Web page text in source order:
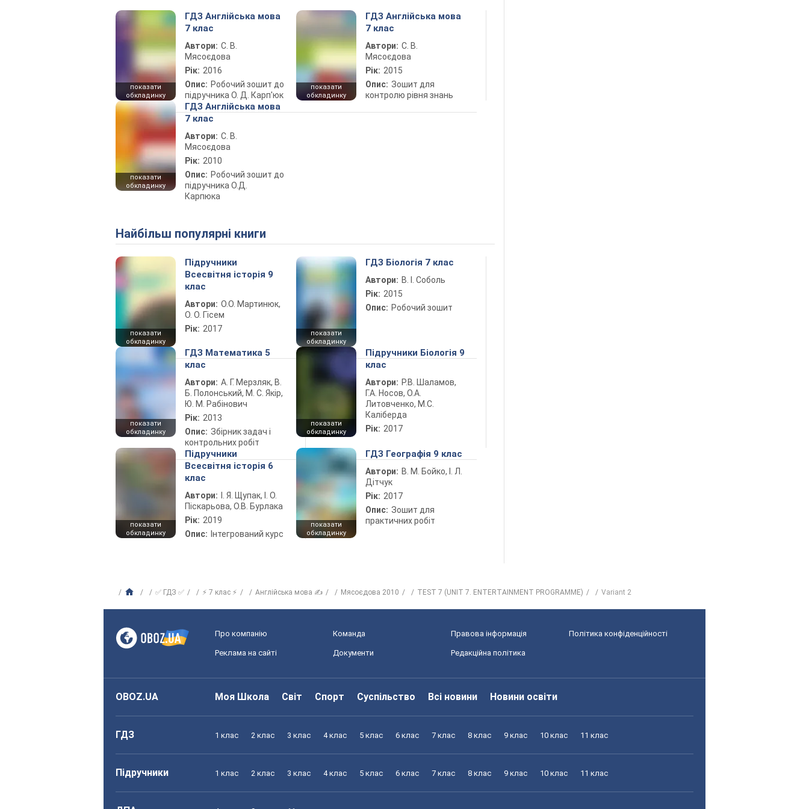
показати
обкладинку
ГДЗ Англійська мова
7 клас
Автори: С. В.
Мясоєдова
Рік: 2016
Опис: Робочий зошит до
підручника О. Д. Карп'юк
показати
обкладинку
ГДЗ Англійська мова
7 клас
Автори: С. В.
Мясоєдова
Рік: 2015
Опис: Зошит для
контролю рівня знань
показати
обкладинку
ГДЗ Англійська мова
7 клас
Автори: С. В.
Мясоєдова
Рік: 2010
Опис: Робочий зошит до
підручника О.Д.
Карпюка
Найбільш популярні книги
показати
обкладинку
Підручники
Всесвітня історія 9
клас
Автори: О.О. Мартинюк,
О. О. Гісем
Рік: 2017
показати
обкладинку
ГДЗ Біологія 7 клас
Автори: В. І. Соболь
Рік: 2015
Опис: Робочий зошит
показати
обкладинку
ГДЗ Математика 5
клас
Автори: А. Г. Мерзляк, В.
Б. Полонський, М. С. Якір,
Ю. М. Рабінович
Рік: 2013
Опис: Збірник задач і
контрольних робіт
показати
обкладинку
Підручники Біологія 9
клас
Автори: Р.В. Шаламов,
Г.А. Носов, О.А.
Литовченко, М.С.
Каліберда
Рік: 2017
показати
обкладинку
Підручники
Всесвітня історія 6
клас
Автори:
І. Я. Щупак, І. О.
Піскарьова, О.В. Бурлака
Рік: 2019
Опис: Інтегрований курс
показати
обкладинку
ГДЗ Географія 9 клас
Автори: В. М. Бойко, І. Л.
Дітчук
Рік: 2017
Опис: Зошит для
практичних робіт
✅ ГДЗ ✅ ⚡ 7 клас ⚡ Англійська мова ✍ Мясоєдова 2010 TEST 7 (UNIT 7. ENTERTAINMENT PROGRAMME) Variant 2
Про компанію Команда Правова інформація Політика конфіденційності
Реклама на сайті Документи Редакційна політика
OBOZ.UA Моя Школа Світ Спорт Суспільство Всі новини Новини освіти
ГДЗ 1 клас 2 клас 3 клас 4 клас 5 клас 6 клас 7 клас 8 клас 9 клас 10 клас 11 клас
Підручники 1 клас 2 клас 3 клас 4 клас 5 клас 6 клас 7 клас 8 клас 9 клас 10 клас 11 клас